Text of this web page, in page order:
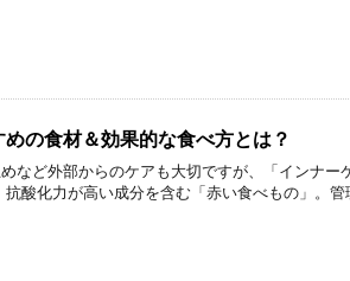
の食材＆効果的な食べ方とは？
など外部からのケアも大切ですが、「インナー
酸化力が高い成分を含む「赤い食べもの」。管